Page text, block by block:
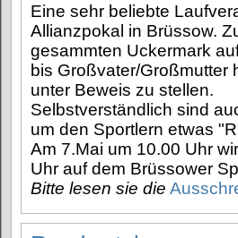
Eine sehr beliebte
Allianzpokal in Brüssow.
gesammten Uckermark
bis Großvater/Großmutter
unter Beweis zu stellen.
Selbstverständlich sind
um den Sportlern etwas
Am 7.Mai um 10.00 Uhr
Uhr auf dem Brüssower
Bitte lesen sie die